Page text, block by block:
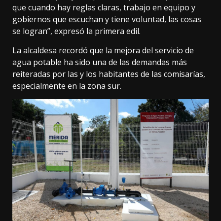
que cuando hay reglas claras, trabajo en equipo y
gobiernos que escuchan y tiene voluntad, las cosas
se logran”, expresó la primera edil.
La alcaldesa recordó que la mejora del servicio de
agua potable ha sido una de las demandas más
reiteradas por las y los habitantes de las comisarías,
especialmente en la zona sur.